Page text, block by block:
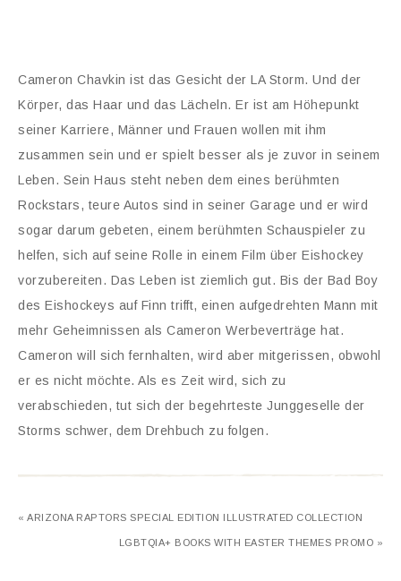
Cameron Chavkin ist das Gesicht der LA Storm. Und der
Körper, das Haar und das Lächeln. Er ist am Höhepunkt
seiner Karriere, Männer und Frauen wollen mit ihm
zusammen sein und er spielt besser als je zuvor in seinem
Leben. Sein Haus steht neben dem eines berühmten
Rockstars, teure Autos sind in seiner Garage und er wird
sogar darum gebeten, einem berühmten Schauspieler zu
helfen, sich auf seine Rolle in einem Film über Eishockey
vorzubereiten. Das Leben ist ziemlich gut. Bis der Bad Boy
des Eishockeys auf Finn trifft, einen aufgedrehten Mann mit
mehr Geheimnissen als Cameron Werbeverträge hat.
Cameron will sich fernhalten, wird aber mitgerissen, obwohl
er es nicht möchte. Als es Zeit wird, sich zu
verabschieden, tut sich der begehrteste Junggeselle der
Storms schwer, dem Drehbuch zu folgen.
« ARIZONA RAPTORS SPECIAL EDITION ILLUSTRATED COLLECTION
LGBTQIA+ BOOKS WITH EASTER THEMES PROMO »